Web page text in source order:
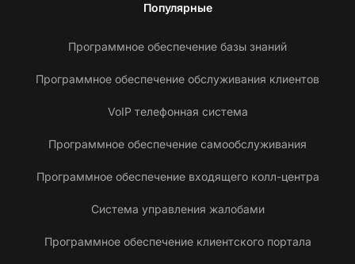
Популярные
Программное обеспечение базы знаний
Программное обеспечение обслуживания клиентов
VoIP телефонная система
Программное обеспечение самообслуживания
Программное обеспечение входящего колл-центра
Система управления жалобами
Программное обеспечение клиентского портала